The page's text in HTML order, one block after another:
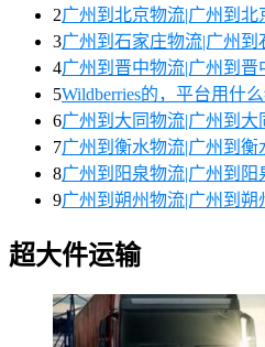
2广州到北京物流|广州到北
3广州到石家庄物流|广州到
4广州到晋中物流|广州到晋
5Wildberries的，平台用什
6广州到大同物流|广州到大
7广州到衡水物流|广州到衡
8广州到阳泉物流|广州到阳
9广州到朔州物流|广州到朔
超大件运输